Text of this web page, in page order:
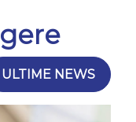
ULTIME NEWS